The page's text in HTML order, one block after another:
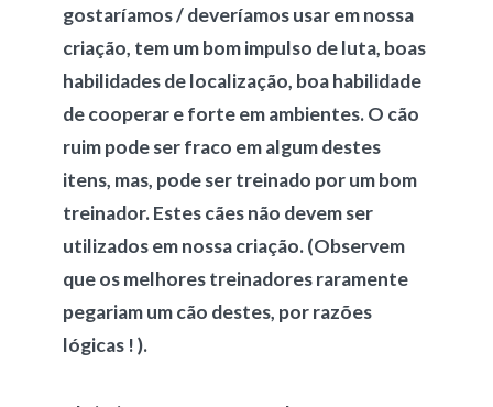
gostaríamos / deveríamos usar em nossa
criação, tem um bom impulso de luta, boas
habilidades de localização, boa habilidade
de cooperar e forte em ambientes. O cão
ruim pode ser fraco em algum destes
itens, mas, pode ser treinado por um bom
treinador. Estes cães não devem ser
utilizados em nossa criação. (Observem
que os melhores treinadores raramente
pegariam um cão destes, por razões
lógicas ! ).